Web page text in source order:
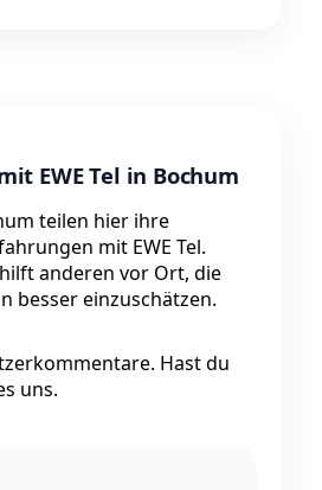
EWE Tel in Bochum
teilen hier ihre
mit EWE Tel.
anderen vor Ort, die
besser einzuschätzen.
Hast du
uns.